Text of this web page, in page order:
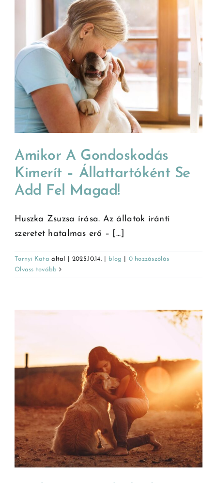
Amikor A Gondoskodás
Kimerít – Állattartóként Se
Add Fel Magad!
Huszka Zsuzsa írása. Az állatok iránti
szeretet hatalmas erő – [...]
Tornyi Kata által 2025.10.14. blog
0 hozzászólás
Olvass tovább